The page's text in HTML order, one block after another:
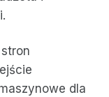
dla